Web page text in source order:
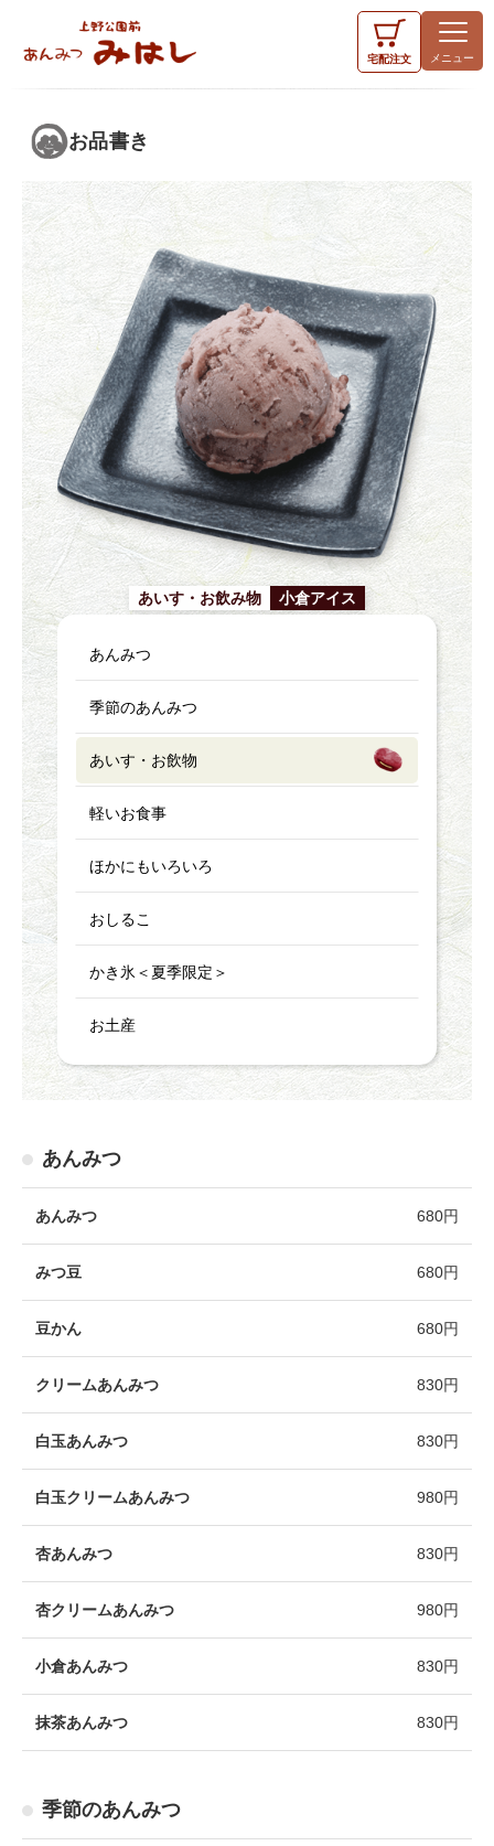
宅配注文
お品書き
あいす・お飲み物 小倉アイス
あんみつ
季節のあんみつ
あいす・お飲物
軽いお食事
ほかにもいろいろ
おしるこ
かき氷＜夏季限定＞
お土産
あんみつ
あんみつ 680円
みつ豆 680円
豆かん 680円
クリームあんみつ 830円
白玉あんみつ 830円
白玉クリームあんみつ 980円
杏あんみつ 830円
杏クリームあんみつ 980円
小倉あんみつ 830円
抹茶あんみつ 830円
季節のあんみつ